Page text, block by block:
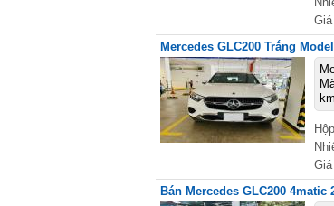
Mercedes GLC200 Trắng
Bán Mercedes GLC200